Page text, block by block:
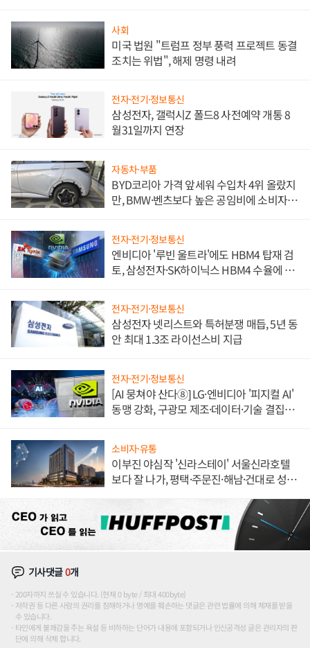
사회
미국 법원 "트럼프 정부 풍력 프로젝트 동결
조치는 위법", 해제 명령 내려
전자·전기·정보통신
삼성전자, 갤럭시Z 폴드8 사전예약 개통 8
월31일까지 연장
자동차·부품
BYD코리아 가격 앞세워 수입차 4위 올랐지
만, BMW·벤츠보다 높은 공임비에 소비자
전자·전기·정보통신
엔비디아 '루빈 울트라'에도 HBM4 탑재 검
토, 삼성전자·SK하이닉스 HBM4 수율에 주
전자·전기·정보통신
삼성전자 넷리스트와 특허분쟁 매듭, 5년 동
안 최대 1.3조 라이선스비 지급
전자·전기·정보통신
[AI 뭉쳐야 산다⑧] LG·엔비디아 '피지컬 AI'
동맹 강화, 구광모 제조·데이터·기술 결집
소비자·유통
이부진 야심작 '신라스테이' 서울신라호텔
보다 잘 나가, 평택·주문진·해남·건대로 성
기사댓글0개
200자까지 쓰실 수 있습니다. (현재 0 byte / 최대 400byte)
저작권 등 다른 사람의 권리를 침해하거나 명예를 훼손하는 댓글은 관련 법률에 의해 제재를 받을
수 있습니다.
타인에게 불쾌감을 주는 욕설 등 비하하는 단어가 내용에 포함되거나 인신공격성 글은 관리자의 판
단에 의해 삭제 합니다.